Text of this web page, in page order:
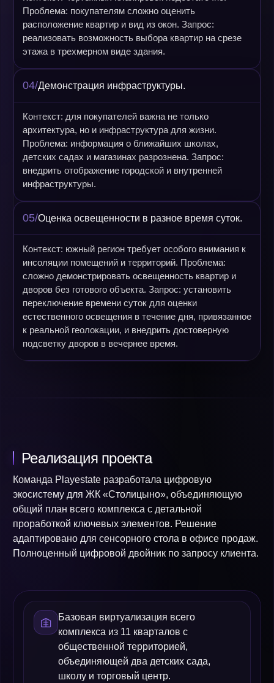
Проблема: покупателям сложно оценить
расположение квартир и вид из окон. Запрос:
реализовать возможность выбора квартир на срезе
этажа в трехмерном виде здания.
04/Демонстрация инфраструктуры.
Контекст: для покупателей важна не только
архитектура, но и инфраструктура для жизни.
Проблема: информация о ближайших школах,
детских садах и магазинах разрознена. Запрос:
внедрить отображение городской и внутренней
инфраструктуры.
05/Оценка освещенности в разное время суток.
Контекст: южный регион требует особого внимания к
инсоляции помещений и территорий. Проблема:
сложно демонстрировать освещенность квартир и
дворов без готового объекта. Запрос: установить
переключение времени суток для оценки
естественного освещения в течение дня, привязанное
к реальной геолокации, и внедрить достоверную
подсветку дворов в вечернее время.
Реализация проекта
Команда Playestate разработала цифровую
экосистему для ЖК «Столицыно», объединяющую
общий план всего комплекса с детальной
проработкой ключевых элементов. Решение
адаптировано для сенсорного стола в офисе продаж.
Полноценный цифровой двойник по запросу клиента.
Базовая виртуализация всего
комплекса из 11 кварталов с
общественной территорией,
объединяющей два детских сада,
школу и торговый центр.